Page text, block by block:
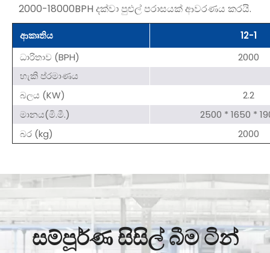
2000-18000BPH දක්වා පුළුල් පරාසයක් ආවරණය කරයි.
ආකෘතිය
12-1
ධාරිතාව (BPH)
2000
හැකි ප්රමාණය
බලය (KW)
2.2
මානය(මි.මී.)
2500 * 1650 *
බර (kg)
2000
සම්පූර්ණ සිසිල් බීම ටින්